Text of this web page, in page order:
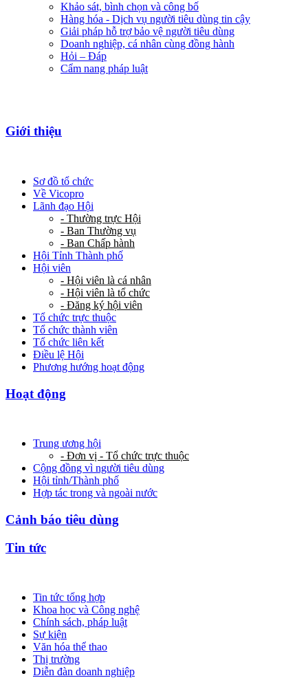
Khảo sát, bình chọn và công bố
Hàng hóa - Dịch vụ người tiêu dùng tin cậy
Giải pháp hỗ trợ bảo vệ người tiêu dùng
Doanh nghiệp, cá nhân cùng đồng hành
Hỏi – Đáp
Cẩm nang pháp luật
Giới thiệu
Sơ đồ tổ chức
Về Vicopro
Lãnh đạo Hội
- Thường trực Hội
- Ban Thường vụ
- Ban Chấp hành
Hội Tỉnh Thành phố
Hội viên
- Hội viên là cá nhân
- Hội viên là tổ chức
- Đăng ký hội viên
Tổ chức trực thuộc
Tổ chức thành viên
Tổ chức liên kết
Điều lệ Hội
Phương hướng hoạt động
Hoạt động
Trung ương hội
- Đơn vị - Tổ chức trực thuộc
Cộng đồng vì người tiêu dùng
Hội tỉnh/Thành phố
Hợp tác trong và ngoài nước
Cảnh báo tiêu dùng
Tin tức
Tin tức tổng hợp
Khoa học và Công nghệ
Chính sách, pháp luật
Sự kiện
Văn hóa thể thao
Thị trường
Diễn đàn doanh nghiệp